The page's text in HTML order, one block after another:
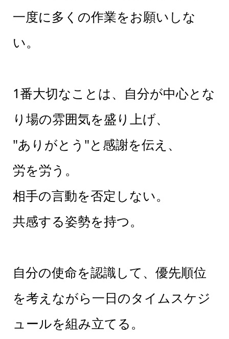
一度に多くの作業をお願いしな
い。
1番大切なことは、自分が中心とな
り場の雰囲気を盛り上げ、
"ありがとう"と感謝を伝え、
労を労う。
相手の言動を否定しない。
共感する姿勢を持つ。
自分の使命を認識して、優先順位
を考えながら一日のタイムスケジ
ュールを組み立てる。